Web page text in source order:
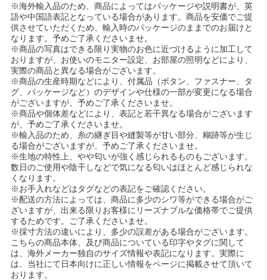
※海外輸入品のため、商品によってはパッケージや説明書が、英
語や中国語表記となっている場合があります。商品を安価でご提
供させていただくため、輸入時のパッケージのままでのお届けと
なります。予めご了承くださいませ。
※商品の写真はできる限り実物のお色に近づけるように加工して
おりますが、お使いのモニター設定、お部屋の照明などにより、
実際の商品と異なる場合がございます。
※商品の生産時期などにより、付属品（ボタン、ファスナー、タ
グ、パッケージなど）のデザインや仕様の一部が変更になる場合
がございますが、予めご了承くださいませ。
※商品や個体差などにより、表記と若干異なる場合がございます
が、予めご了承くださいませ。
※輸入品のため、糸の継ぎ目や縫製等が甘い部分、糊跡等が生じ
る場合がございますが、予めご了承くださいませ。
※生地の特性上、やや匂いが強く感じられるものもございます。
数日のご使用や陰干しなどで気になる匂いはほとんど感じられな
くなります。
※お手入れなどはタグなどの表記をご確認ください。
※配送の方法によっては、商品に多少のシワ等ができる場合がご
ざいますが、出来る限りお客様にリーズナブルな価格帯でご提供
するためです。ご了承くださいませ。
※採寸方法の違いにより、多少の誤差がある場合がございます。
こちらの商品本体、及び商品についている印字やタグに関して
は、海外メーカー独自のサイズ情報や表記になります。実際に
は、当社にて日本向けに正しい情報をページに掲載させて頂いて
おります。